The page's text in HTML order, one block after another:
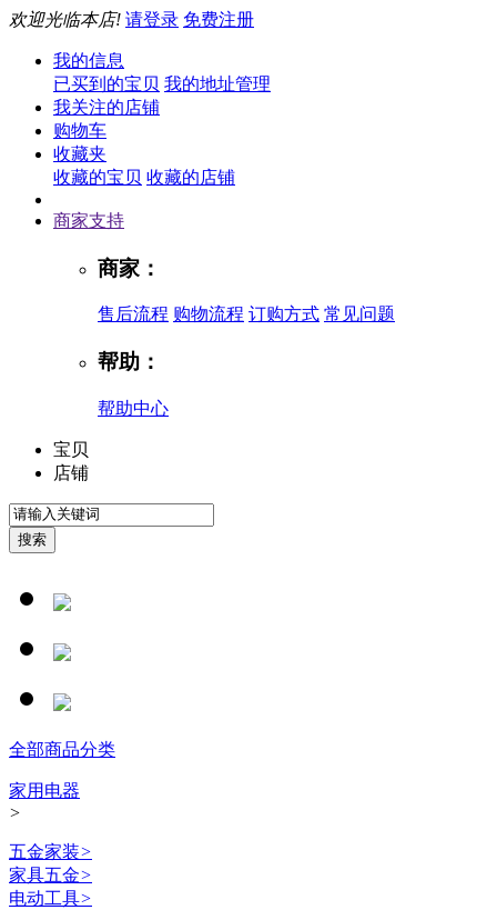
欢迎光临本店! 请登录 免费注册
我的信息
已买到的宝贝 我的地址管理
我关注的店铺
购物车
收藏夹
收藏的宝贝 收藏的店铺
商家支持
商家：
售后流程 购物流程 订购方式 常见问题
帮助：
帮助中心
宝贝
店铺
全部商品分类
家用电器
>
五金家装>
家具五金>
电动工具>